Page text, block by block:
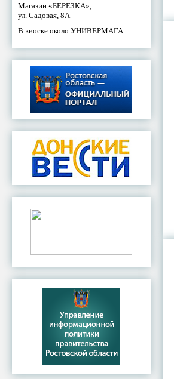
Магазин «БЕРЕЗКА»,
ул. Садовая, 8А
В киоске около УНИВЕРМАГА